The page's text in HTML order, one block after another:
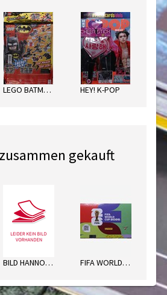
LEGO BATMAN ENERGY PACK HEY! K-POP
gekauft
BILD HANNOV.MO FIFA WORLD CUP STICKER 2026